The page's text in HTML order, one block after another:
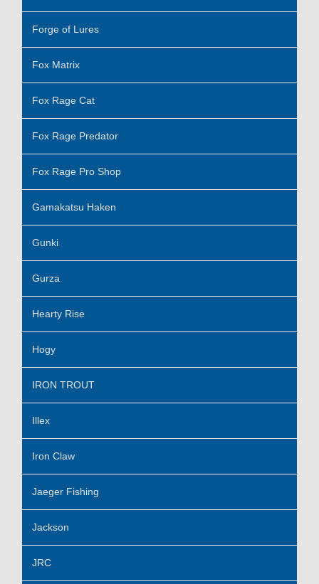
Forge of Lures
Fox Matrix
Fox Rage Cat
Fox Rage Predator
Fox Rage Pro Shop
Gamakatsu Haken
Gunki
Gurza
Hearty Rise
Hogy
IRON TROUT
Illex
Iron Claw
Jaeger Fishing
Jackson
JRC